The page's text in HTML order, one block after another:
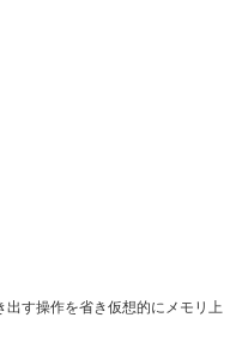
す操作を省き仮想的にメモリ上